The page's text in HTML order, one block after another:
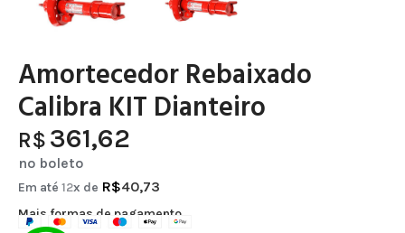
Amortecedor Rebaixado
Calibra KIT Dianteiro
R$ 361,62
no boleto
Em até 12x de R$40,73
Mais formas de pagamento